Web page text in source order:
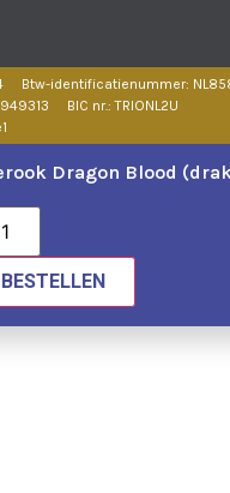
Btw-identificatienummer:
BIC nr.: TRIONL2U
Dragon Blood
BESTELLEN